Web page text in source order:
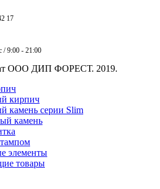
17
/ 9:00 - 21:00
ООО ДИП ФОРЕСТ. 2019.
кирпич
камень серии Slim
камень
элементы
товары